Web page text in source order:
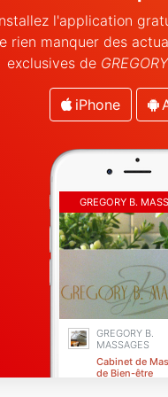
l'application
rien manquer des
exclusives de
iPhone
GREGORY B.
GREGORY B.
MASSAGES
Cabinet de
de Bien-être